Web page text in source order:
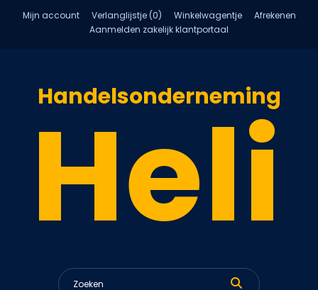
Mijn account Verlanglijstje (0) Winkelwagentje
Afrekenen
Aanmelden zakelijk klantportaal
Handelsonderneming
Heli